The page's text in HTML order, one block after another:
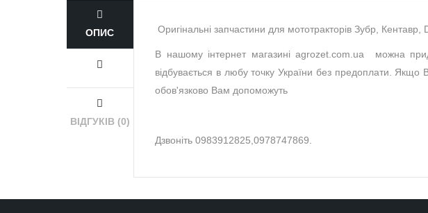
ОПИС
ВІДГУКІВ (0)
Оригінальні запчастини для мототракторів Зубр,
В нашому інтернет магазині agrozet.com.ua можна
відбувається в любу точку України без предоплати. Якщо
обов'язково Вам допоможуть
Дзвоніть 0983912825,0978747869.